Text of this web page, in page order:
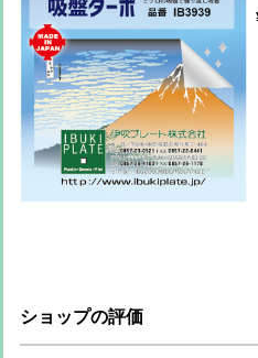
ショップの評価